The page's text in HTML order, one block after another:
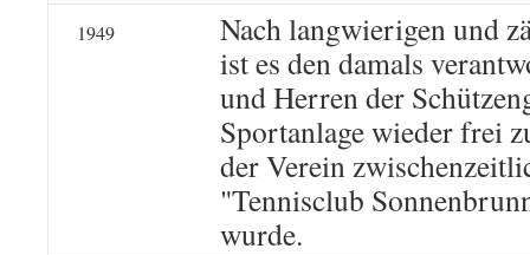
1949
Nach langwierigen und
ist es den damals
und Herren der
Sportanlage wieder frei
der Verein
"Tennisclub
wurde.